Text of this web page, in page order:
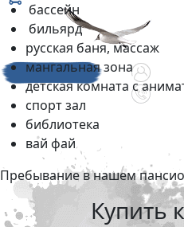
бассейн
бильярд
русская баня, массаж
мангальная зона
детская комната с
спорт зал
библиотека
вай фай
Пребывание в нашем
Купить